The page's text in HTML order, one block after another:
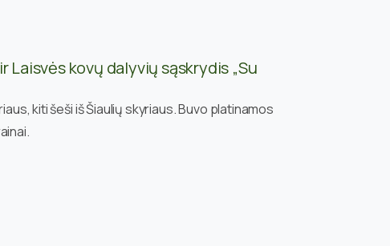
kovų dalyvių sąskrydis „Su
kiti šeši iš Šiaulių skyriaus. Buvo platinamos